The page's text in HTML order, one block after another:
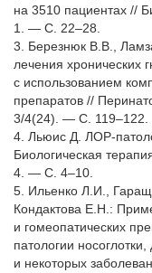
на 3510 пациентах //
1. — С. 22–28.
3. Березнюк В.В.,
лечения хронических
с использованием
препаратов //
3/4(24). — С. 119–122.
4. Льюис Д. ЛОР-
Биологическая
4. — С. 4–10.
5. Ильенко Л.И.,
Кондактова Е.Н.:
и гомеопатических
патологии
и некоторых